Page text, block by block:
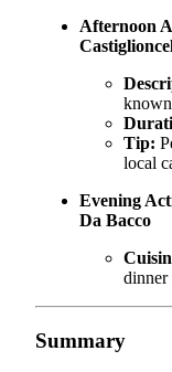
Afternoon
Tip:
local
Evening
Da Bacco
dinner
Summary